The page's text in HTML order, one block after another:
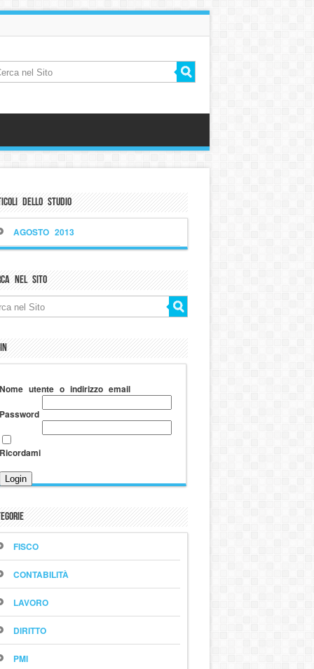
dello Studio
AGOSTO 2013
nel sito
Nome utente o indirizzo email
Password
Ricordami
FISCO
CONTABILITÀ
LAVORO
DIRITTO
PMI